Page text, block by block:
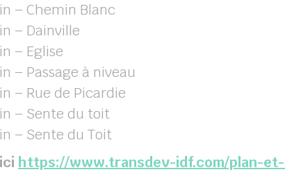
– Chemin Blanc
– Dainville
– Eglise
– Passage à niveau
– Rue de Picardie
– Sente du toit
– Sente du Toit
https://www.transdev-idf.com/plan-